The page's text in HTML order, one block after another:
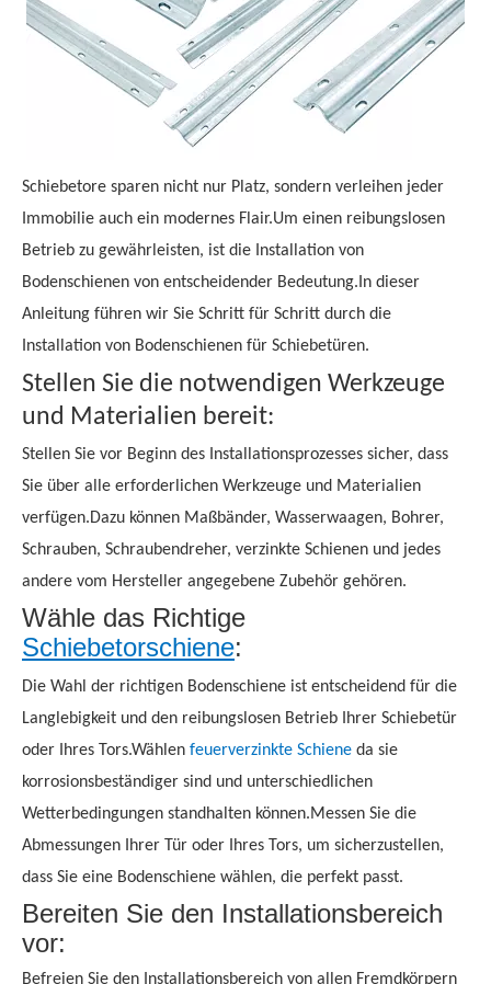
Schiebetore sparen nicht nur Platz, sondern verleihen jeder
Immobilie auch ein modernes Flair.Um einen reibungslosen
Betrieb zu gewährleisten, ist die Installation von
Bodenschienen von entscheidender Bedeutung.In dieser
Anleitung führen wir Sie Schritt für Schritt durch die
Installation von Bodenschienen für Schiebetüren.
Stellen Sie die notwendigen Werkzeuge
und Materialien bereit:
Stellen Sie vor Beginn des Installationsprozesses sicher, dass
Sie über alle erforderlichen Werkzeuge und Materialien
verfügen.Dazu können Maßbänder, Wasserwaagen, Bohrer,
Schrauben, Schraubendreher, verzinkte Schienen und jedes
andere vom Hersteller angegebene Zubehör gehören.
Wähle das Richtige
Schiebetorschiene:
Die Wahl der richtigen Bodenschiene ist entscheidend für die
Langlebigkeit und den reibungslosen Betrieb Ihrer Schiebetür
oder Ihres Tors.Wählen feuerverzinkte Schiene da sie
korrosionsbeständiger sind und unterschiedlichen
Wetterbedingungen standhalten können.Messen Sie die
Abmessungen Ihrer Tür oder Ihres Tors, um sicherzustellen,
dass Sie eine Bodenschiene wählen, die perfekt passt.
Bereiten Sie den Installationsbereich
vor:
Befreien Sie den Installationsbereich von allen Fremdkörpern